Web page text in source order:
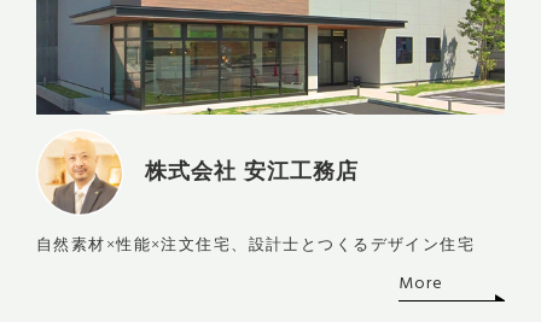
株式会社 安江工務店
自然素材×性能×注文住宅、設計士とつくるデザイン住宅
More